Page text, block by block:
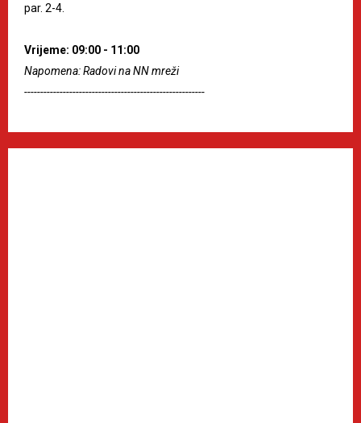
par. 2-4.
Vrijeme: 09:00 - 11:00
Napomena: Radovi na NN mreži
--------------------------------------------------------